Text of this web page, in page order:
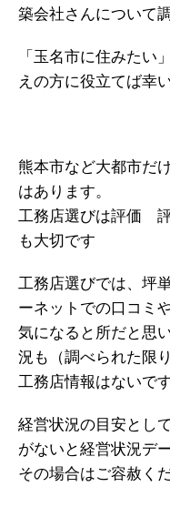
築会社さんについて
「玉名市に住みたい
えの方に役立てば幸
熊本市など大都市だ
はあります。
工務店選びは評価
も大切です
工務店選びでは、坪
ーネットでの口コミ
気になると所だと思
況も（調べられた限
工務店情報はないで
経営状況の目安とし
がないと経営状況デ
その場合はご容赦くだ